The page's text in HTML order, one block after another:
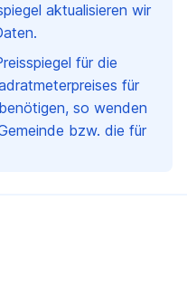
aktualisieren wir
für die
für
so wenden
bzw. die für